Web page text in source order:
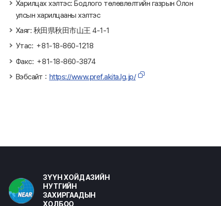
Харилцах хэлтэс: Бодлого төлөвлөлтийн газрын Олон
улсын харилцааны хэлтэс
Хаяг: 秋田県秋田市山王 4-1-1
Утас: ＋81-18-860-1218
Факс: ＋81-18-860-3874
Вэбсайт： https://www.pref.akita.lg.jp/
ЗҮҮН ХОЙД АЗИЙН
НУТГИЙН
ЗАХИРГААДЫН
ХОЛБОО